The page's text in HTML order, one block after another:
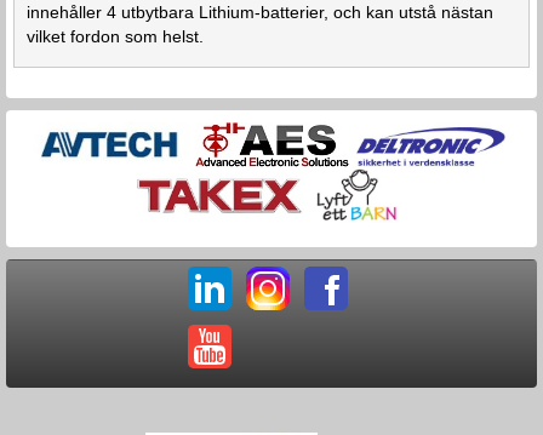
innehåller 4 utbytbara Lithium-batterier, och kan utstå nästan
vilket fordon som helst.